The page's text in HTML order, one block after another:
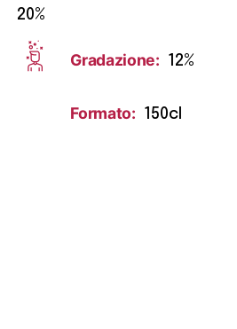
20%
Gradazione: 12%
Formato: 150cl